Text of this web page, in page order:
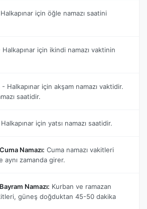
için öğle namazı saatini
Halkapınar için ikindi namazı vaktinin
- Halkapınar için akşam namazı vaktidir.
saatidir.
için yatsı namazı saatidir.
Namazı: Cuma namazı vakitleri
aynı zamanda girer.
Namazı: Kurban ve ramazan
güneş doğduktan 45-50 dakika